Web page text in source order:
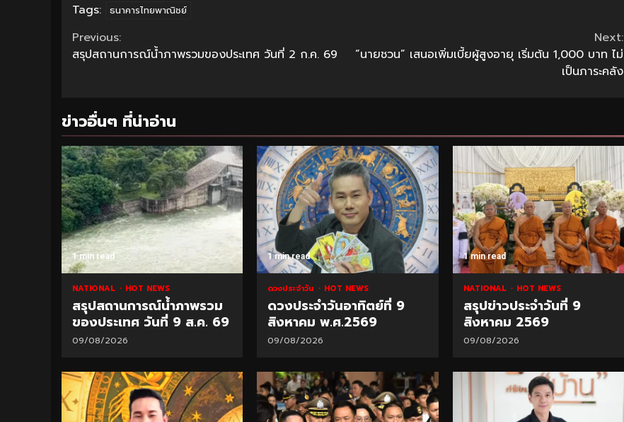
Tags: ธนาคารไทยพาณิชย์
Continue
Reading
Previous:
สรุปสถานการณ์น้ำภาพรวมของประเทศ วันที่ 2 ก.ค. 69
Next:
“นายชวน” เสนอเพิ่มเบี้ยผู้สูงอายุ เริ่มต้น 1,000 บาท ไม่
เป็นภาระคลัง
ข่าวอื่นๆ ที่น่าอ่าน
1 min read
NATIONAL HOT NEWS
สรุปสถานการณ์น้ำภาพรวม
ของประเทศ วันที่ 9 ส.ค. 69
09/08/2026
1 min read
ดวงประจำวัน HOT NEWS
ดวงประจำวันอาทิตย์ที่ 9
สิงหาคม พ.ศ.2569
09/08/2026
1 min read
NATIONAL HOT NEWS
สรุปข่าวประจำวันที่ 9
สิงหาคม 2569
09/08/2026